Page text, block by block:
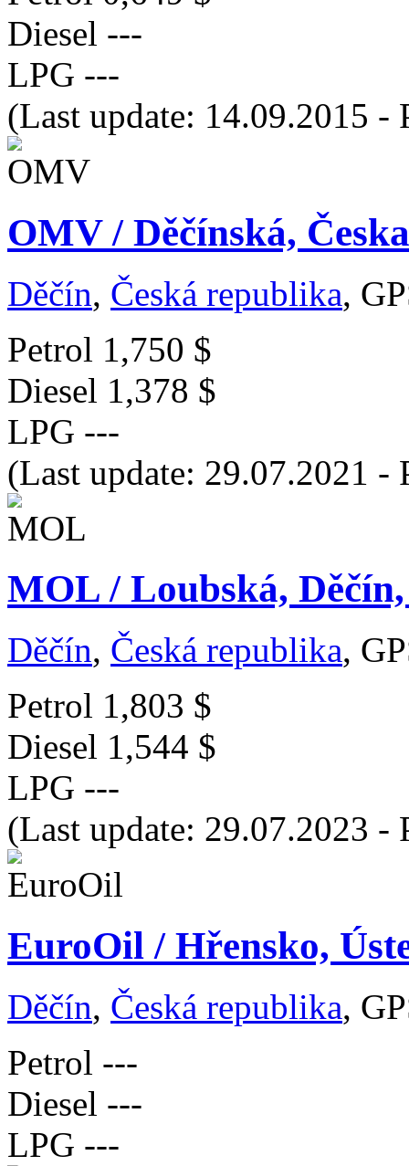
Diesel ---
LPG ---
(Last update: 14.09.2015 -
OMV / Děčínská,
Děčín, Česká republika,
Petrol 1,750 $
Diesel 1,378 $
LPG ---
(Last update: 29.07.2021 -
MOL / Loubská,
Děčín, Česká republika,
Petrol 1,803 $
Diesel 1,544 $
LPG ---
(Last update: 29.07.2023 -
EuroOil / Hřensko,
Děčín, Česká republika,
Petrol ---
Diesel ---
LPG ---